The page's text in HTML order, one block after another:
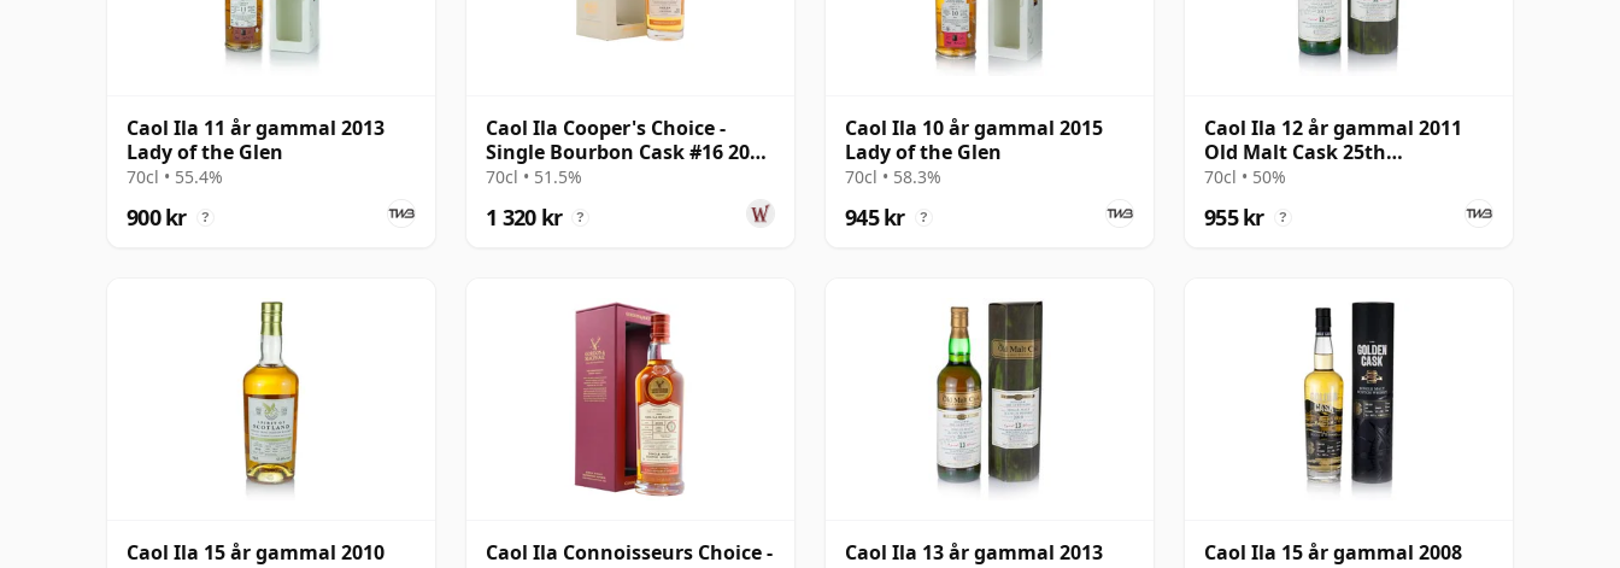
Caol Ila 11 år gammal 2013
Lady of the Glen
70cl • 55.4%
900 kr ?
Caol Ila Cooper's Choice -
Single Bourbon Cask #16 2008
13 år gammal
70cl • 51.5%
1 320 kr ?
Caol Ila 10 år gammal 2015
Lady of the Glen
70cl • 58.3%
945 kr ?
Caol Ila 12 år gammal 2011
Old Malt Cask 25th
Anniversary
70cl • 50%
955 kr ?
Caol Ila 15 år gammal 2010
Caol Ila Connoisseurs Choice -
Caol Ila 13 år gammal 2013
Caol Ila 15 år gammal 2008